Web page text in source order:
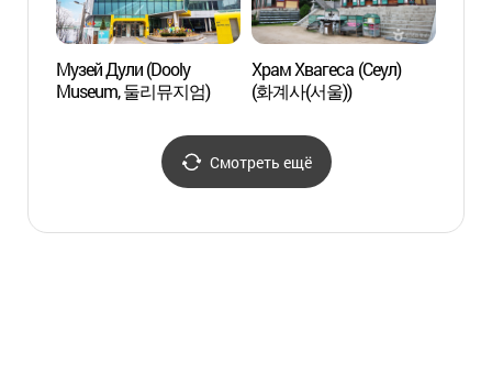
Музей Дули (Dooly
Museum, 둘리뮤지엄)
Храм Хвагеса (Сеул)
(화계사(서울))
Смотреть ещё